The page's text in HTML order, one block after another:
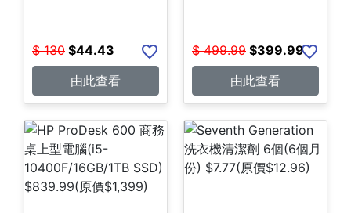
$ 130 $44.43
由此查看
$ 499.99 $399.99
由此查看